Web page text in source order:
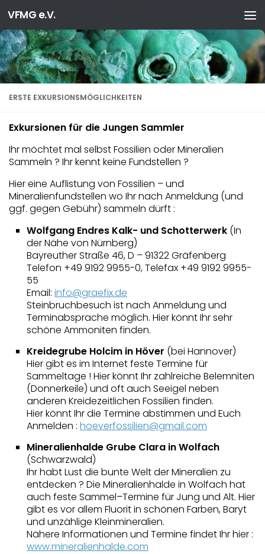
Zum Inhalt springen
VFMG e.V.
ERSTE EXKURSIONSMÖGLICHKEITEN
Exkursionen für die Jungen Sammler
Ihr möchtet mal selbst Fossilien oder Mineralien
Sammeln ? Ihr kennt keine Fundstellen ?
Hier eine Auflistung von Fossilien – und
Mineralienfundstellen wo Ihr nach Anmeldung (und
ggf. gegen Gebühr) sammeln dürft :
Wolfgang Endres Kalk- und Schotterwerk (In
der Nähe von Nürnberg)
Bayreuther Straße 46, D – 91322 Gräfenberg
Telefon +49 9192 9955-0, Telefax +49 9192 9955-
55
Email: info@graefix.de
Steinbruchbesuch ist nach Anmeldung und
Terminabsprache möglich. Hier könnt Ihr sehr
schöne Ammoniten finden.
Kreidegrube Holcim in Höver (bei Hannover)
Hier gibt es im Internet feste Termine für
Sammeltage ! Hier könnt Ihr zahlreiche Belemniten
(Donnerkeile) und oft auch Seeigel neben
anderen Kreidezeitlichen Fossilien finden.
Hier könnt Ihr die Termine abstimmen und Euch
Anmelden : hoeverfossilien@gmail.com
Mineralienhalde Grube Clara in Wolfach
(Schwarzwald)
Ihr habt Lust die bunte Welt der Mineralien zu
entdecken ? Die Mineralienhalde in Wolfach hat
auch feste Sammel–Termine für Jung und Alt. Hier
gibt es vor allem Fluorit in schönen Farben, Baryt
und unzählige Kleinmineralien.
Nähere Informationen und Termine findet Ihr hier :
www.mineralienhalde.com